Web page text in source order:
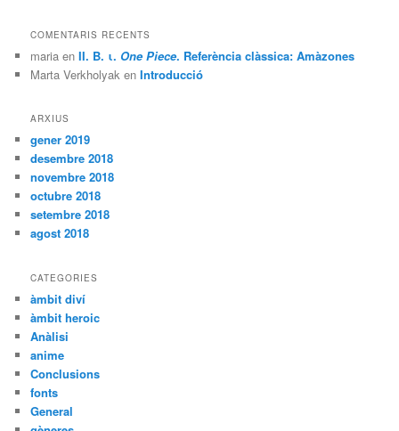
COMENTARIS RECENTS
maria enII. B. ι. One Piece. Referència clàssica: Amàzones
Marta Verkholyak enIntroducció
ARXIUS
gener 2019
desembre 2018
novembre 2018
octubre 2018
setembre 2018
agost 2018
CATEGORIES
àmbit diví
àmbit heroic
Anàlisi
anime
Conclusions
fonts
General